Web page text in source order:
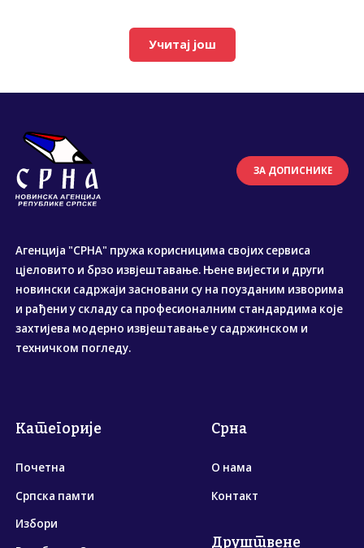
Учитај још
ЗА ДОПИСНИКЕ
Агенција "СРНА" пружа корисницима својих сервиса
цјеловито и брзо извјештавање. Њене вијести и други
новински садржаји засновани су на поузданим изворима
и рађени у складу са професионалним стандардима које
захтијева модерно извјештавање у садржинском и
техничком погледу.
Категорије
Почетна
Српска памти
Избори
Срна
О нама
Контакт
Друштвене